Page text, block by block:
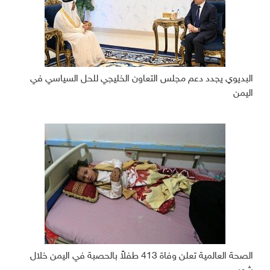
البديوي يجدد دعم مجلس التعاون الخليجي للحل السياسي في
اليمن
الصحة العالمية تعلن وفاة 413 طفلاً بالحصبة في اليمن خلال